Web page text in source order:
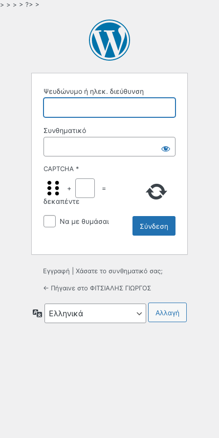
> > > > ?> >
Ψευδώνυμο ή ηλεκ. διεύθυνση
Συνθηματικό
CAPTCHA *
+
=
δεκαπέντε
Να με θυμάσαι
Εγγραφή Χάσατε το συνθηματικό σας;
← Πήγαινε στο ΦΙΤΣΙΑΛΗΣ ΓΙΩΡΓΟΣ
Γλώσσα